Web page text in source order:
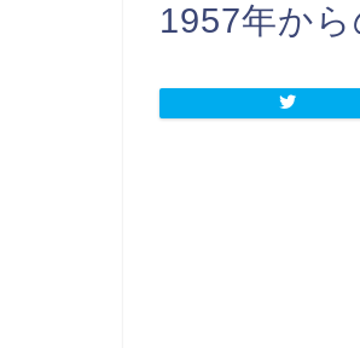
1957年か